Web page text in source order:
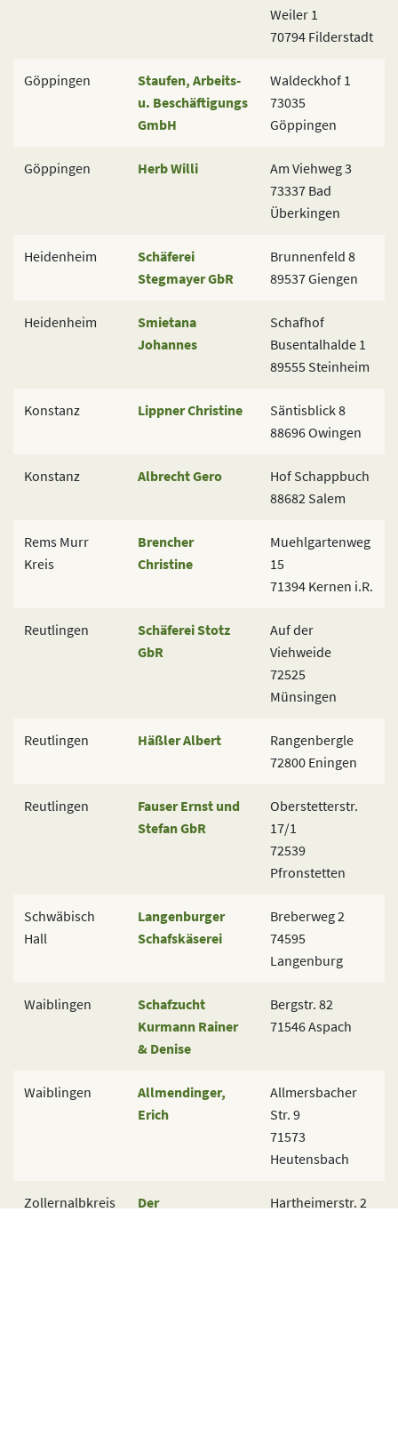
Weiler 1
70794 Filderstadt
Göppingen
Staufen, Arbeits-
u. Beschäftigungs
GmbH
Waldeckhof 1
73035
Göppingen
Göppingen Herb Willi
Am Viehweg 3
73337 Bad
Überkingen
Heidenheim
Schäferei
Stegmayer GbR
Brunnenfeld 8
89537 Giengen
Heidenheim
Smietana
Johannes
Schafhof
Busentalhalde 1
89555 Steinheim
Konstanz Lippner Christine
Säntisblick 8
88696 Owingen
Konstanz Albrecht Gero
Hof Schappbuch
88682 Salem
Rems Murr
Kreis
Brencher
Christine
Muehlgartenweg
15
71394 Kernen i.R.
Reutlingen
Schäferei Stotz
GbR
Auf der
Viehweide
72525
Münsingen
Reutlingen Häßler Albert
Rangenbergle
72800 Eningen
Reutlingen
Fauser Ernst und
Stefan GbR
Oberstetterstr.
17/1
72539
Pfronstetten
Schwäbisch
Hall
Langenburger
Schafskäserei
Breberweg 2
74595
Langenburg
Waiblingen
Schafzucht
Kurmann Rainer
& Denise
Bergstr. 82
71546 Aspach
Waiblingen
Allmendinger,
Erich
Allmersbacher
Str. 9
71573
Heutensbach
Zollernalbkreis
Der
Hartheimerstr. 2